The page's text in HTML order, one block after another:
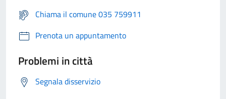
Chiama il comune 035 759911
Prenota un appuntamento
Problemi in città
Segnala disservizio